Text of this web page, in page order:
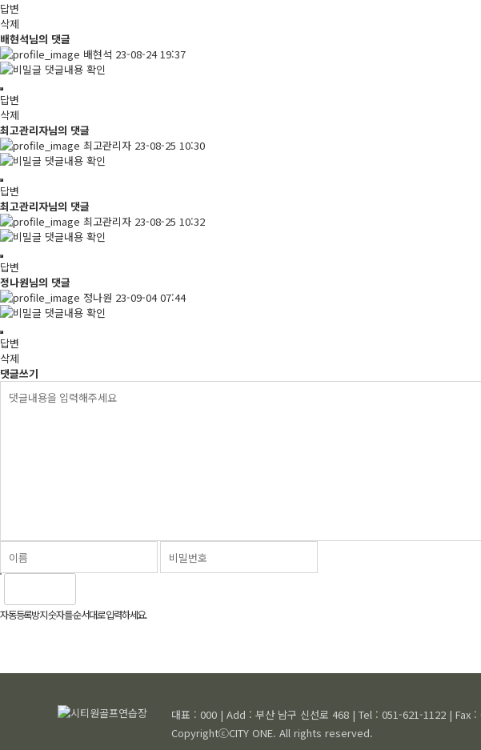
답변
삭제
배현석님의 댓글
배현석 23-08-24 19:37
댓글내용 확인
답변
삭제
최고관리자님의 댓글
최고관리자 23-08-25 10:30
댓글내용 확인
답변
최고관리자님의 댓글
최고관리자 23-08-25 10:32
댓글내용 확인
답변
정나원님의 댓글
정나원 23-09-04 07:44
댓글내용 확인
답변
삭제
댓글쓰기
자동등록방지 숫자를 순서대로 입력하세요.
대표 : 000 | Add : 부산 남구 신선로 468 | Tel : 051-621-1122 | Fax
CopyrightⓒCITY ONE. All rights reserved.